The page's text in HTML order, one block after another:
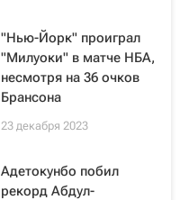
"Нью-Йорк" проиграл
"Милуоки" в матче НБА,
несмотря на 36 очков
Брансона
23 декабря 2023
Адетокунбо побил
рекорд Абдул-